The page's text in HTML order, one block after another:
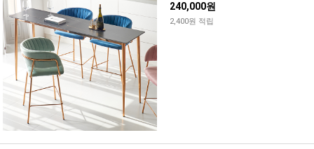
240,000원
2,400원 적립